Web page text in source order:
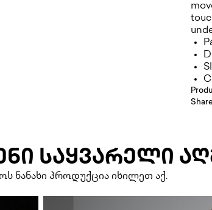
ᲡᲐᲧᲕᲐᲠᲔᲚᲘ
ნანახი პროდუქცია იხილეთ აქ.